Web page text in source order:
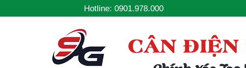
Hotline: 0901.978.000